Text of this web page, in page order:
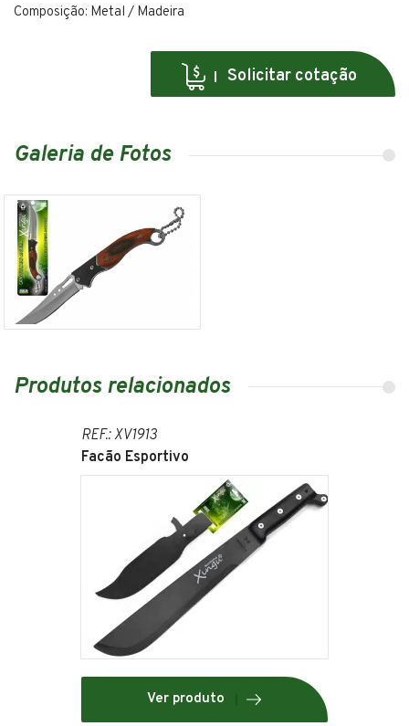
Composição: Metal / Madeira
Solicitar cotação
Galeria de Fotos
Produtos relacionados
REF.: XV1913
Facão Esportivo
Ver produto